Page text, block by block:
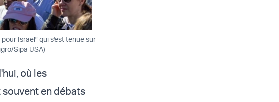
Israël" qui s'est tenue sur
Sipa USA)
où les
en débats